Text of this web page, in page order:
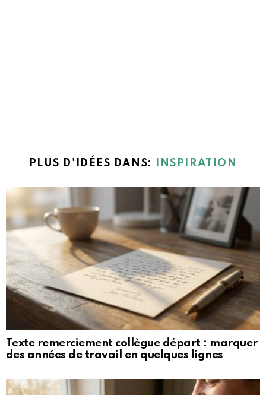
PLUS D'IDÉES DANS: INSPIRATION
Texte remerciement collègue départ : marquer
des années de travail en quelques lignes